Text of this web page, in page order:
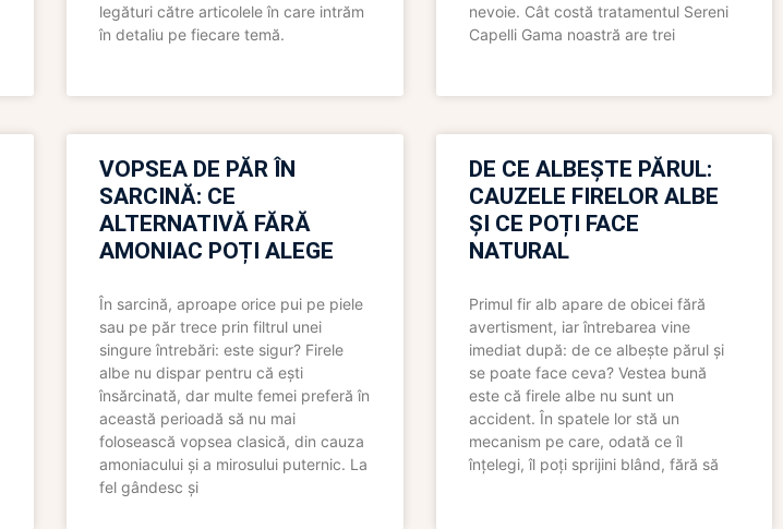
legături către articolele în care intrăm
în detaliu pe fiecare temă.
nevoie. Cât costă tratamentul Sereni
Capelli Gama noastră are trei
VOPSEA DE PĂR ÎN
SARCINĂ: CE
ALTERNATIVĂ FĂRĂ
AMONIAC POȚI ALEGE
În sarcină, aproape orice pui pe piele
sau pe păr trece prin filtrul unei
singure întrebări: este sigur? Firele
albe nu dispar pentru că ești
însărcinată, dar multe femei preferă în
această perioadă să nu mai
folosească vopsea clasică, din cauza
amoniacului și a mirosului puternic. La
fel gândesc și
DE CE ALBEȘTE PĂRUL:
CAUZELE FIRELOR ALBE
ȘI CE POȚI FACE
NATURAL
Primul fir alb apare de obicei fără
avertisment, iar întrebarea vine
imediat după: de ce albește părul și
se poate face ceva? Vestea bună
este că firele albe nu sunt un
accident. În spatele lor stă un
mecanism pe care, odată ce îl
înțelegi, îl poți sprijini blând, fără să